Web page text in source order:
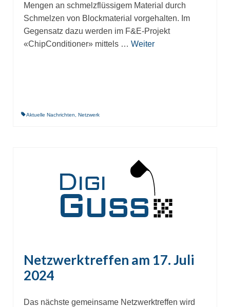
Mengen an schmelzflüssigem Material durch
Schmelzen von Blockmaterial vorgehalten. Im
Gegensatz dazu werden im F&E-Projekt
«ChipConditioner» mittels … Weiter
Aktuelle Nachrichten Netzwerk
Netzwerktreffen am 17. Juli
2024
Das nächste gemeinsame Netzwerktreffen wird